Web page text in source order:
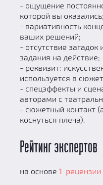
- ощущение
которой вы оказались;
- вариативность
ваших решений;
- отсутствие
задания на действие;
- реквизит:
используется в
- спецэффекты и
авторами с
- сюжетный контакт
коснуться плеча).
Рейтинг экспертов
на основе 1 рецензии